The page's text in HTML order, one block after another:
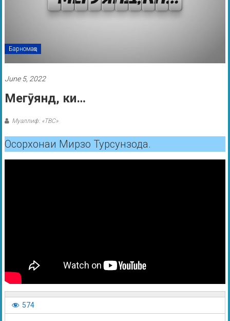
Барномаҳо
June 5, 2022
Мегӯянд, ки…
Муаллиф: «ТВС»
Осорхонаи Мирзо Турсунзода.
574